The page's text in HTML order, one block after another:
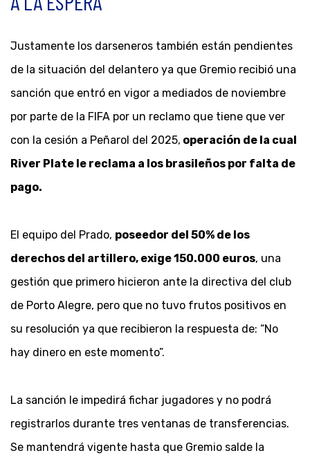
Justamente los darseneros también están pendientes
de la situación del delantero ya que Gremio recibió una
sanción que entró en vigor a mediados de noviembre
por parte de la FIFA por un reclamo que tiene que ver
con la cesión a Peñarol del 2025, operación de la cual
River Plate le reclama a los brasileños por falta de
pago.
El equipo del Prado, poseedor del 50% de los
derechos del artillero, exige 150.000 euros, una
gestión que primero hicieron ante la directiva del club
de Porto Alegre, pero que no tuvo frutos positivos en
su resolución ya que recibieron la respuesta de: “No
hay dinero en este momento”.
La sanción le impedirá fichar jugadores y no podrá
registrarlos durante tres ventanas de transferencias.
Se mantendrá vigente hasta que Gremio salde la